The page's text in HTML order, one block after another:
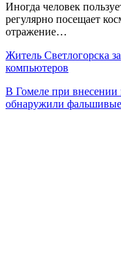
Иногда человек
регулярно посещает
отражение…
Житель Светлогорска
компьютеров
В Гомеле при
обнаружили